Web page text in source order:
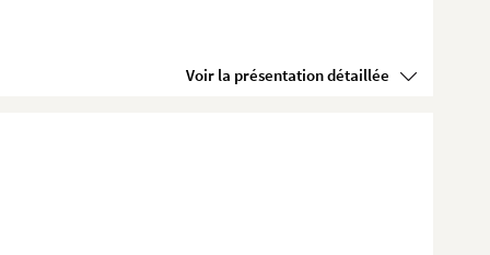
Voir la présentation détaillée